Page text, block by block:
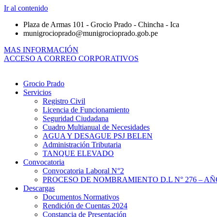
Ir al contenido
Plaza de Armas 101 - Grocio Prado - Chincha - Ica
munigrocioprado@munigrocioprado.gob.pe
MAS INFORMACIÓN
ACCESO A CORREO CORPORATIVOS
Grocio Prado
Servicios
Registro Civil
Licencia de Funcionamiento
Seguridad Ciudadana
Cuadro Multianual de Necesidades
AGUA Y DESAGUE PSJ BELEN
Administración Tributaria
TANQUE ELEVADO
Convocatoria
Convocatoria Laboral N°2
PROCESO DE NOMBRAMIENTO D.L N° 276 –
Descargas
Documentos Normativos
Rendición de Cuentas 2024
Constancia de Presentación